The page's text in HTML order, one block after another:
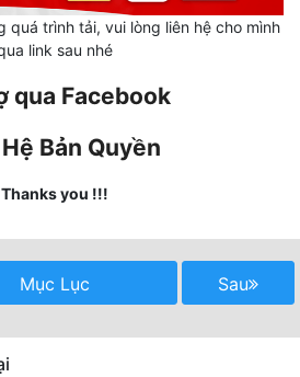
quá trình tải, vui lòng liên hệ cho mình
link sau nhé
qua Facebook
Bản Quyền
Thanks you !!!
Mục Lục Sau